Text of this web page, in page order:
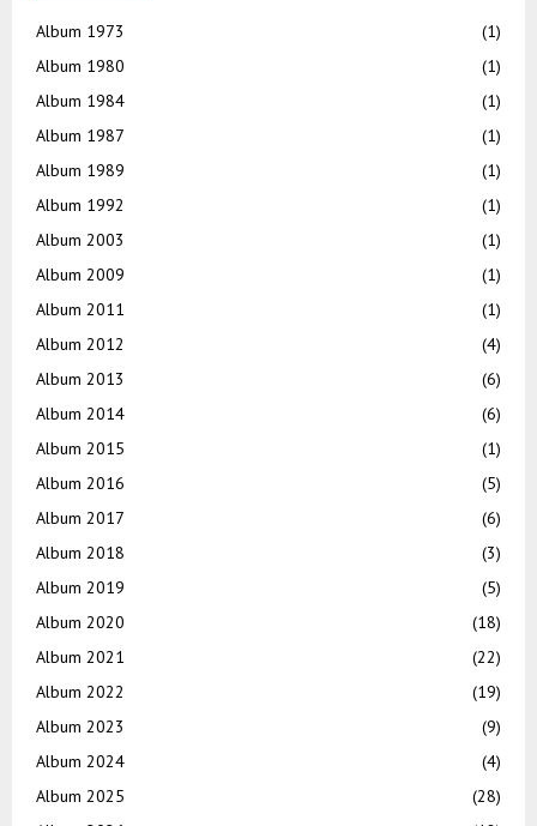
Album 1973
(1)
Album 1980
(1)
Album 1984
(1)
Album 1987
(1)
Album 1989
(1)
Album 1992
(1)
Album 2003
(1)
Album 2009
(1)
Album 2011
(1)
Album 2012
(4)
Album 2013
(6)
Album 2014
(6)
Album 2015
(1)
Album 2016
(5)
Album 2017
(6)
Album 2018
(3)
Album 2019
(5)
Album 2020
(18)
Album 2021
(22)
Album 2022
(19)
Album 2023
(9)
Album 2024
(4)
Album 2025
(28)